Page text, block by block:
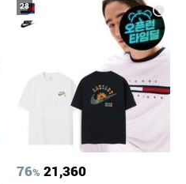
28
76% 21,360